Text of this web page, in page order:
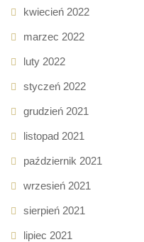
kwiecień 2022
marzec 2022
luty 2022
styczeń 2022
grudzień 2021
listopad 2021
październik 2021
wrzesień 2021
sierpień 2021
lipiec 2021